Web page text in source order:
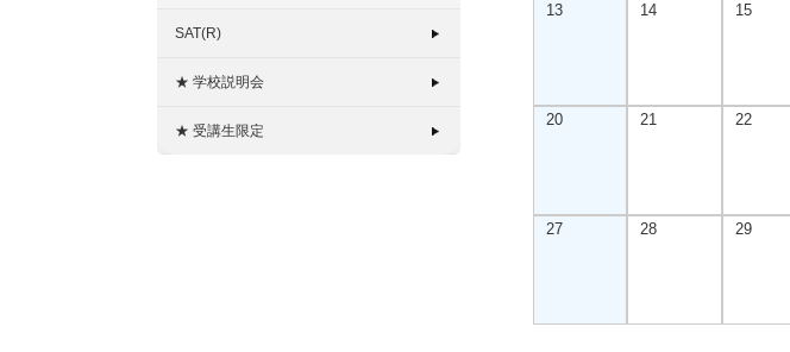
SAT(R)
★ 学校説明会
★ 受講生限定
13 14 15
20 21 22
27 28 29